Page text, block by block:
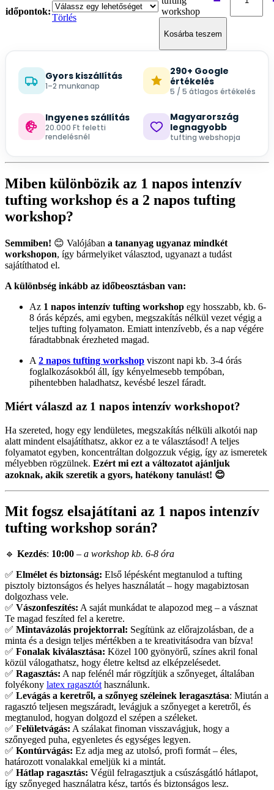
időpontok:
Törlés
workshop
Kosárba teszem
Gyors kiszállítás
1–2 munkanap
290+ Google
értékelés
5 / 5 átlagos értékelés
Ingyenes szállítás
20.000 Ft feletti
rendelésnél
Magyarország
legnagyobb
tufting webshopja
Miben különbözik az 1 napos intenzív
tufting workshop és a 2 napos tufting
workshop?
Semmiben! 😊 Valójában a tananyag ugyanaz mindkét
workshopon, így bármelyiket választod, ugyanazt a tudást
sajátíthatod el.
A különbség inkább az időbeosztásban van:
Az 1 napos intenzív tufting workshop egy hosszabb, kb. 6-
8 órás képzés, ami egyben, megszakítás nélkül vezet végig a
teljes tufting folyamaton. Emiatt intenzívebb, és a nap végére
fáradtabbnak érezheted magad.
A 2 napos tufting workshop viszont napi kb. 3-4 órás
foglalkozásokból áll, így kényelmesebb tempóban,
pihentebben haladhatsz, kevésbé leszel fáradt.
Miért válaszd az 1 napos intenzív workshopot?
Ha szereted, hogy egy lendületes, megszakítás nélküli alkotói nap
alatt mindent elsajátíthatsz, akkor ez a te választásod! A teljes
folyamatot egyben, koncentráltan dolgozzuk végig, így az ismeretek
mélyebben rögzülnek. Ezért mi ezt a változatot ajánljuk
azoknak, akik szeretik a gyors, hatékony tanulást! 😊
Mit fogsz elsajátítani az 1 napos intenzív
tufting workshop során?
🔹 Kezdés: 10:00 – a workshop kb. 6-8 óra
✅ Elmélet és biztonság: Első lépésként megtanulod a tufting
pisztoly biztonságos és helyes használatát – hogy magabiztosan
dolgozhass vele.
✅ Vászonfeszítés: A saját munkádat te alapozod meg – a vásznat
Te magad feszíted fel a keretre.
✅ Mintavázolás projektorral: Segítünk az előrajzolásban, de a
minta és a design teljes mértékben a te kreativitásodra van bízva!
✅ Fonalak kiválasztása: Közel 100 gyönyörű, színes akril fonal
közül válogathatsz, hogy életre keltsd az elképzelésedet.
✅ Ragasztás: A nap felénél már rögzítjük a szőnyeget, általában
folyékony latex ragasztót használunk.
✅ Levágás a keretről, a szőnyeg széleinek leragasztása: Miután a
ragasztó teljesen megszáradt, levágjuk a szőnyeget a keretről, és
megtanulod, hogyan dolgozd el szépen a széleket.
✅ Felületvágás: A szálakat finoman visszavágjuk, hogy a
szőnyeged puha, egyenletes és egységes legyen.
✅ Kontúrvágás: Ez adja meg az utolsó, profi formát – éles,
határozott vonalakkal emeljük ki a mintát.
✅ Hátlap ragasztás: Végül felragasztjuk a csúszásgátló hátlapot,
így szőnyeged használatra kész, tartós és biztonságos lesz.